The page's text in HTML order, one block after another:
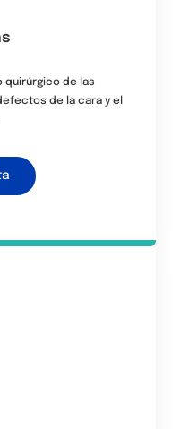
quirúrgico de las
de la cara y el